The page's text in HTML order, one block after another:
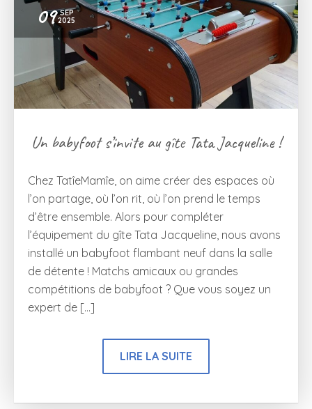
09 SEP
2025
Un babyfoot s’invite au gîte Tata Jacqueline !
Chez TatîeMamîe, on aime créer des espaces où
l’on partage, où l’on rit, où l’on prend le temps
d’être ensemble. Alors pour compléter
l’équipement du gîte Tata Jacqueline, nous avons
installé un babyfoot flambant neuf dans la salle
de détente ! Matchs amicaux ou grandes
compétitions de babyfoot ? Que vous soyez un
expert de […]
LIRE LA SUITE